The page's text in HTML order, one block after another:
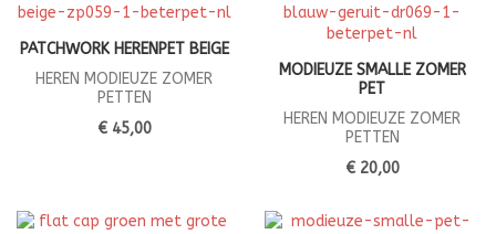
PATCHWORK HERENPET BEIGE
HEREN MODIEUZE ZOMER
PETTEN
€ 45,00
MODIEUZE SMALLE ZOMER
PET
HEREN MODIEUZE ZOMER
PETTEN
€ 20,00